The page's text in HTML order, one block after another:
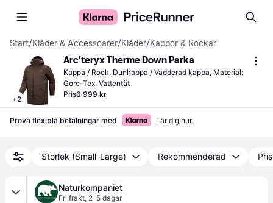
Start/Kläder & Accessoarer/Kläder/Kappor & Rockar
+2
Arc'teryx Therme Down Parka
Kappa / Rock, Dunkappa / Vadderad kappa, Material:
Gore-Tex, Vattentät
Pris6 999 kr
Prova flexibla betalningar med Lär dig hur
Storlek (Small-Large) Rekommenderad
Naturkompaniet
Fri frakt, 2-5 dagar